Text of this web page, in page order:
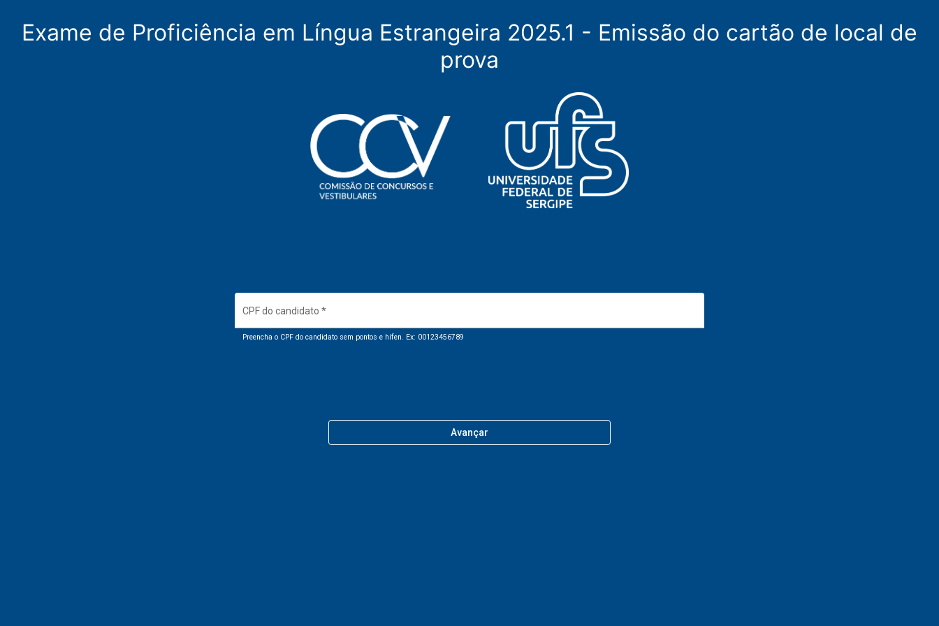
Exame de Proficiência em Língua Estrangeira 2025.1 - Emissão do cartão de local de
prova
CPF do candidato *
Preencha o CPF do candidato sem pontos e hífen. Ex: 00123456789
Avançar